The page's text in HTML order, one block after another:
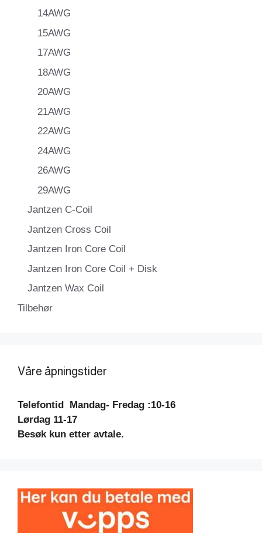
14AWG
15AWG
17AWG
18AWG
20AWG
21AWG
22AWG
24AWG
26AWG
29AWG
Jantzen C-Coil
Jantzen Cross Coil
Jantzen Iron Core Coil
Jantzen Iron Core Coil + Disk
Jantzen Wax Coil
Tilbehør
Våre åpningstider
Telefontid Mandag- Fredag :10-16
Lørdag 11-17
Besøk kun etter avtale.